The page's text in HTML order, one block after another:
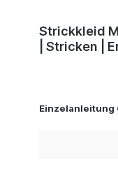
Strickkleid
| Stricken |
Einzelanleitung